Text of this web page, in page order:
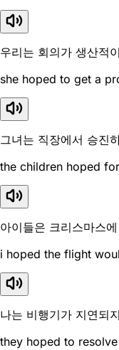
우리는 회의가 생산적
she hoped to get a
그녀는 직장에서 승진
the children hoped
아이들은 크리스마스
i hoped the flight
나는 비행기가 지연되
they hoped to